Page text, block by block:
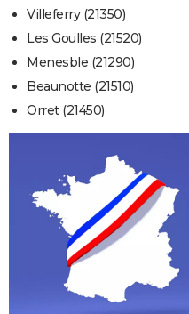
Villeferry (21350)
Les Goulles (21520)
Menesble (21290)
Beaunotte (21510)
Orret (21450)